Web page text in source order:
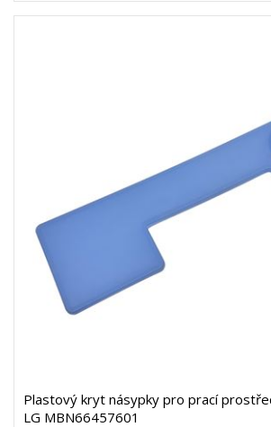
Plastový kryt násypky pro prací
LG MBN66457601